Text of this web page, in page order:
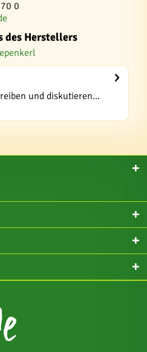
0
des Herstellers
und diskutieren...